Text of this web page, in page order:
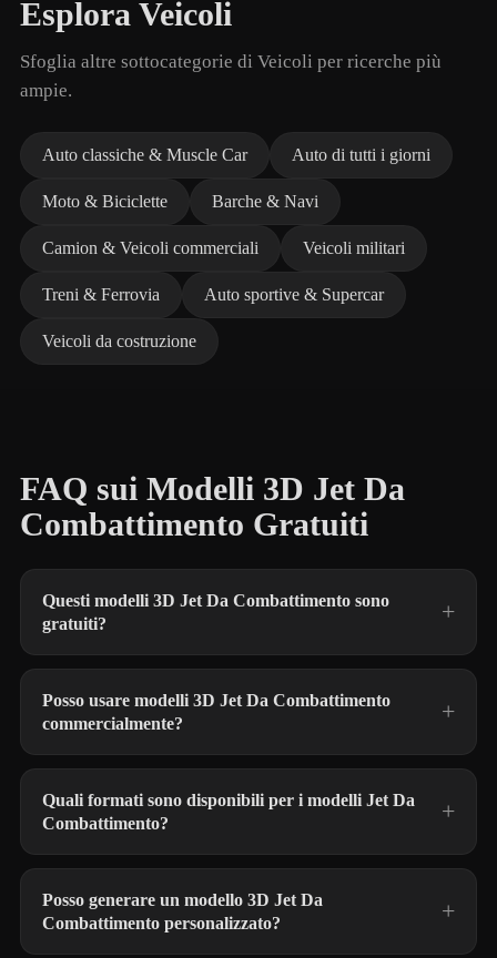
Esplora Veicoli
Sfoglia altre sottocategorie di Veicoli per ricerche più
ampie.
Auto classiche & Muscle Car Auto di tutti i giorni
Moto & Biciclette Barche & Navi
Camion & Veicoli commerciali Veicoli militari
Treni & Ferrovia Auto sportive & Supercar
Veicoli da costruzione
FAQ sui Modelli 3D Jet Da
Combattimento Gratuiti
Questi modelli 3D Jet Da Combattimento sono
gratuiti?
Posso usare modelli 3D Jet Da Combattimento
commercialmente?
Quali formati sono disponibili per i modelli Jet Da
Combattimento?
Posso generare un modello 3D Jet Da
Combattimento personalizzato?